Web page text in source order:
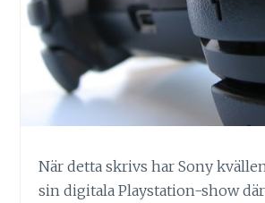
När detta skrivs har Sony
sin digitala Playstation-show